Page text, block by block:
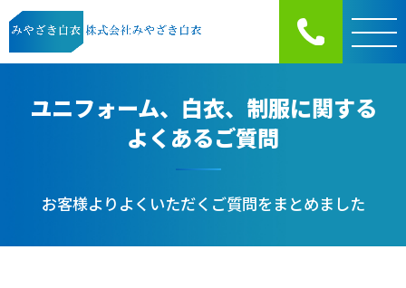
ユニフォーム、白衣、制服に関する
よくあるご質問
お客様よりよくいただくご質問をまとめました